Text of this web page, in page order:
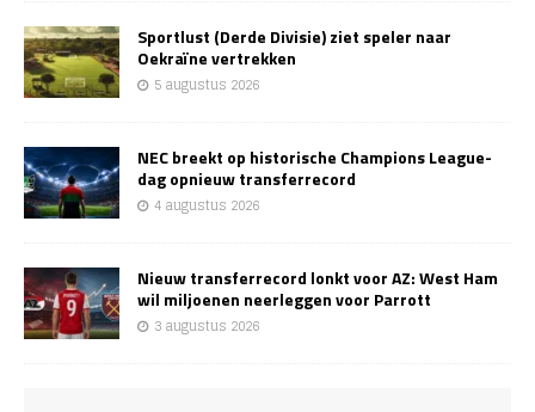
Sportlust (Derde Divisie) ziet speler naar
Oekraïne vertrekken
5 augustus 2026
NEC breekt op historische Champions League-
dag opnieuw transferrecord
4 augustus 2026
Nieuw transferrecord lonkt voor AZ: West Ham
wil miljoenen neerleggen voor Parrott
3 augustus 2026